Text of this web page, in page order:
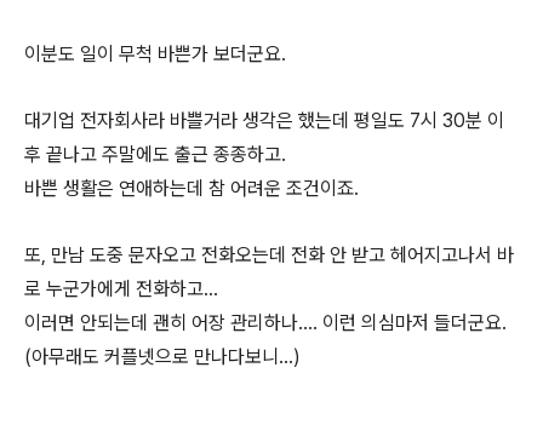
이분도 일이 무척 바쁜가 보더군요.
대기업 전자회사라 바쁠거라 생각은 했는데 평일도 7시 30분 이
후 끝나고 주말에도 출근 종종하고.
바쁜 생활은 연애하는데 참 어려운 조건이죠.
또, 만남 도중 문자오고 전화오는데 전화 안 받고 헤어지고나서 바
로 누군가에게 전화하고...
이러면 안되는데 괜히 어장 관리하나.... 이런 의심마저 들더군요.
(아무래도 커플넷으로 만나다보니...)